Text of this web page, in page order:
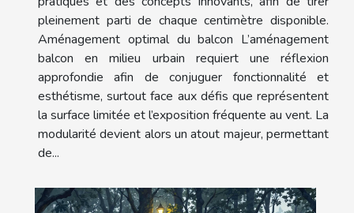
pleinement parti de chaque centimètre disponible.
Aménagement optimal du balcon L’aménagement
balcon en milieu urbain requiert une réflexion
approfondie afin de conjuguer fonctionnalité et
esthétisme, surtout face aux défis que représentent
la surface limitée et l’exposition fréquente au vent. La
modularité devient alors un atout majeur, permettant
de...